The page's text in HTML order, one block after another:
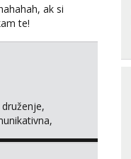
ak si
te!